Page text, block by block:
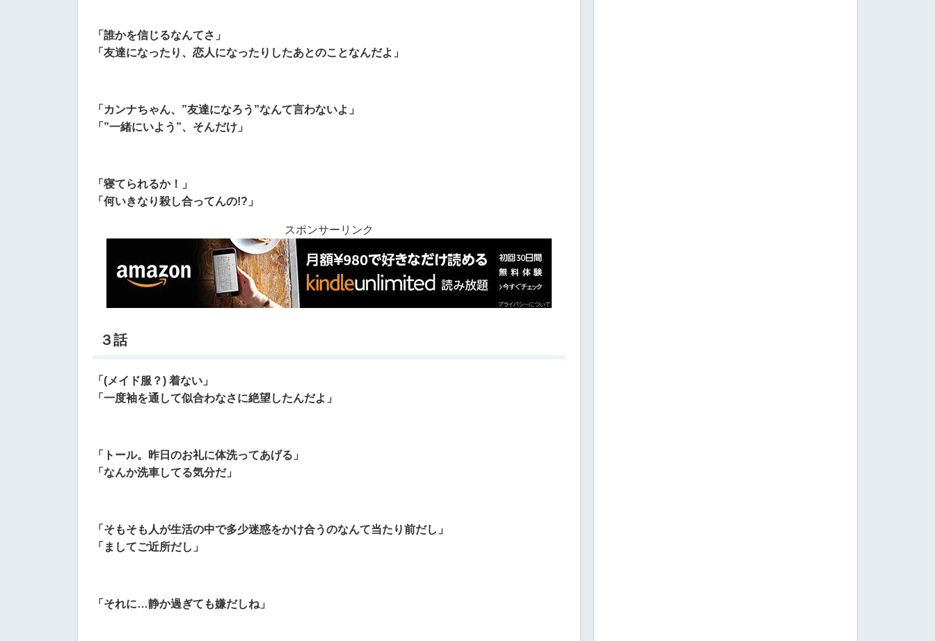
「誰かを信じるなんてさ」
「友達になったり、恋人になったりしたあとのことなんだよ」
「カンナちゃん、”友達になろう”なんて言わないよ」
「”一緒にいよう”、そんだけ」
「寝てられるか！」
「何いきなり殺し合ってんの!?」
スポンサーリンク
３話
「(メイド服？) 着ない」
「一度袖を通して似合わなさに絶望したんだよ」
「トール。昨日のお礼に体洗ってあげる」
「なんか洗車してる気分だ」
「そもそも人が生活の中で多少迷惑をかけ合うのなんて当たり前だし」
「ましてご近所だし」
「それに…静か過ぎても嫌だしね」